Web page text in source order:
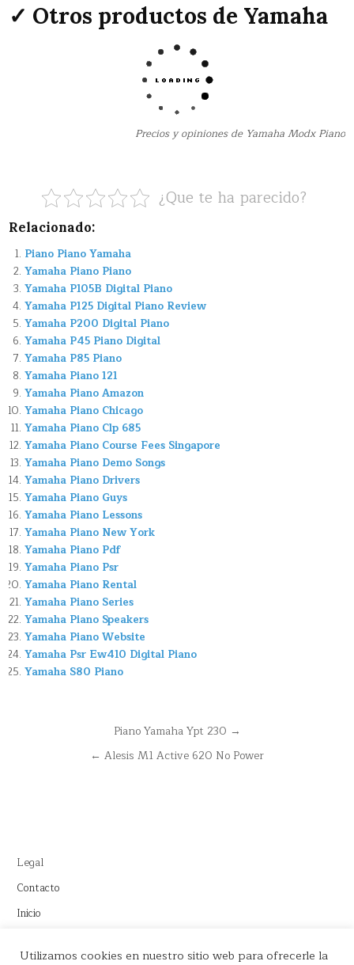
✓ Otros productos de Yamaha
Precios y opiniones de Yamaha Modx Piano
¿Que te ha parecido?
Relacionado:
Piano Piano Yamaha
Yamaha Piano Piano
Yamaha P105B Digital Piano
Yamaha P125 Digital Piano Review
Yamaha P200 Digital Piano
Yamaha P45 Piano Digital
Yamaha P85 Piano
Yamaha Piano 121
Yamaha Piano Amazon
Yamaha Piano Chicago
Yamaha Piano Clp 685
Yamaha Piano Course Fees Singapore
Yamaha Piano Demo Songs
Yamaha Piano Drivers
Yamaha Piano Guys
Yamaha Piano Lessons
Yamaha Piano New York
Yamaha Piano Pdf
Yamaha Piano Psr
Yamaha Piano Rental
Yamaha Piano Series
Yamaha Piano Speakers
Yamaha Piano Website
Yamaha Psr Ew410 Digital Piano
Yamaha S80 Piano
NavegaciónPiano Yamaha Ypt 230 →
← Alesis M1 Active 620 No Power
Legal
Contacto
Inicio
Este sitio recomienda productos de Amazon y cuenta con enlaces
Utilizamos cookies en nuestro sitio web para ofrecerle la